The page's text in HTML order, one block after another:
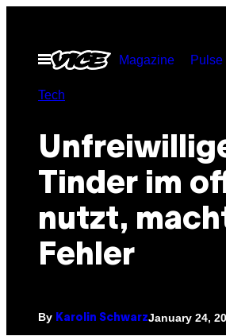
contentOpen
Menu
Magazine Pulse
Tech
Tinder im
nutzt,
Fehler
By Karolin SchwarzJanuary 24,